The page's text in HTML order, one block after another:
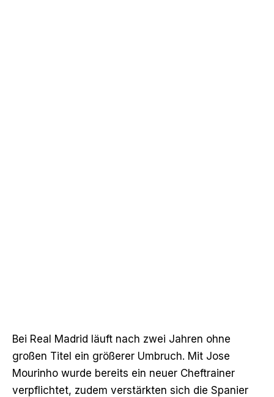
Bei Real Madrid läuft nach zwei Jahren ohne
großen Titel ein größerer Umbruch. Mit Jose
Mourinho wurde bereits ein neuer Cheftrainer
verpflichtet, zudem verstärkten sich die Spanier